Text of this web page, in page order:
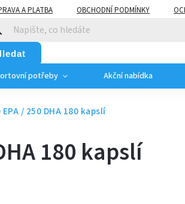
A PLATBA OBCHODNÍ PODMÍNKY
potřeby Akční nabídka
/ 250 DHA 180 kapslí
180 kapslí